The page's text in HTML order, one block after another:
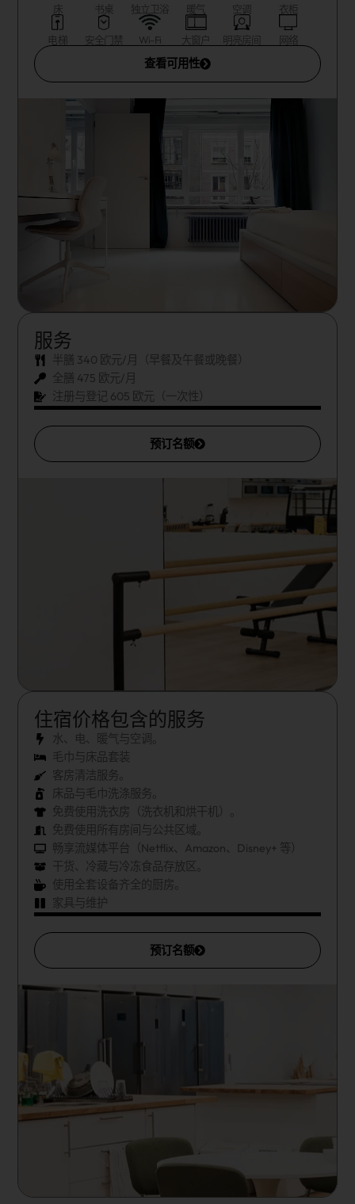
床 书桌 独立卫浴 暖气 空调 衣柜
电梯 安全门禁 Wi-Fi 大窗户 明亮房间 网络
查看可用性
服务
半膳 340 欧元/月（早餐及午餐或晚餐）
全膳 475 欧元/月
注册与登记 605 欧元（一次性）
预订名额
住宿价格包含的服务
水、电、暖气与空调。
毛巾与床品套装
客房清洁服务。
床品与毛巾洗涤服务。
免费使用洗衣房（洗衣机和烘干机）。
免费使用所有房间与公共区域。
畅享流媒体平台（Netflix、Amazon、Disney+ 等）
干货、冷藏与冷冻食品存放区。
使用全套设备齐全的厨房。
家具与维护
预订名额